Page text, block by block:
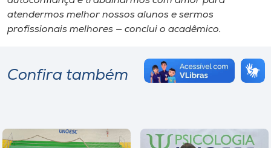
atendermos melhor nossos alunos e sermos
profissionais melhores — conclui o acadêmico.
Confira também